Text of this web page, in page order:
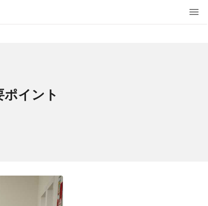
イント